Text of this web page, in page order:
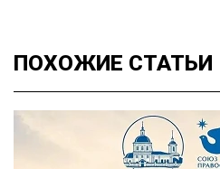
ПОХОЖИЕ СТАТЬИ